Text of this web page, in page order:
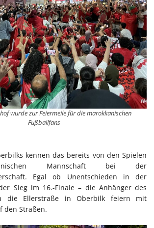
wurde zur Feiermeile für die marokkanischen
Fußballfans
kennen das bereits von den Spielen
Mannschaft bei der
Egal ob Unentschieden in der
Sieg im 16.-Finale – die Anhänger des
die Ellerstraße in Oberbilk feiern mit
den Straßen.